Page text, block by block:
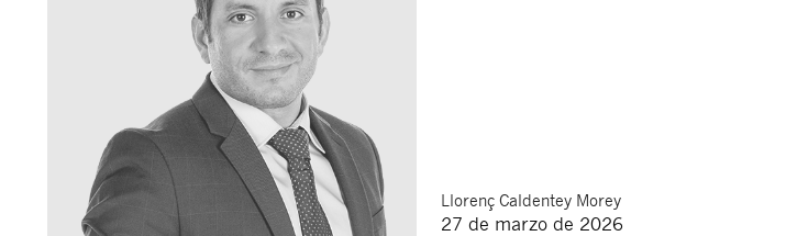
Llorenç Caldentey Morey
27 de marzo de 2026